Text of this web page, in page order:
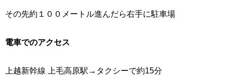
その先約１００メートル進んだら右手に駐車場
電車でのアクセス
上越新幹線 上毛高原駅→タクシーで約15分